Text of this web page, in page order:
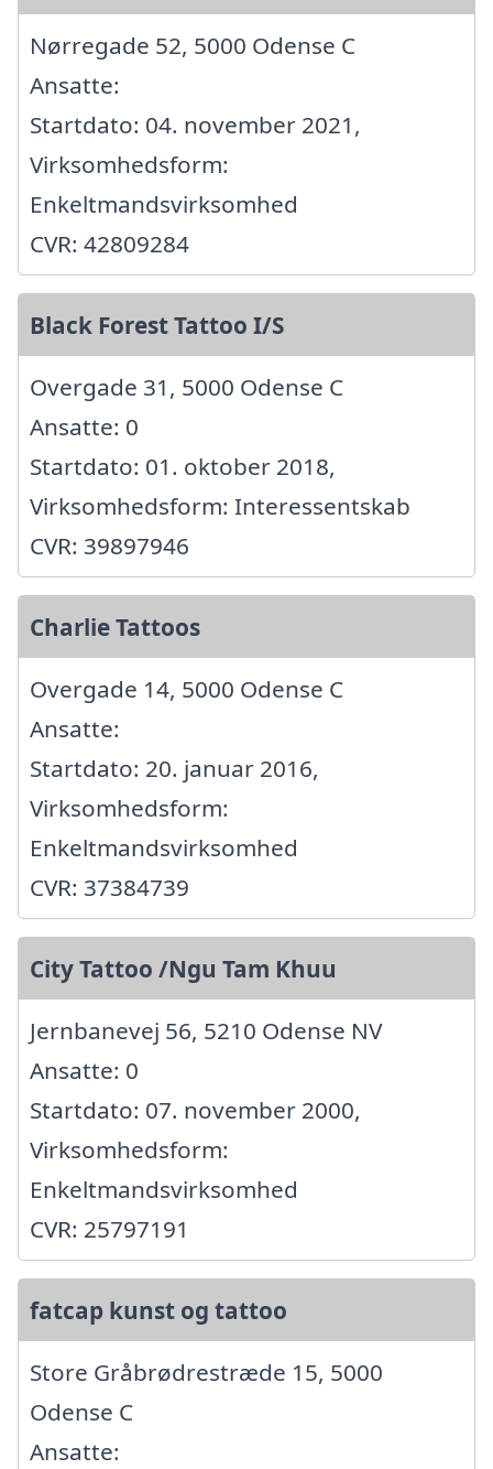
Nørregade 52, 5000 Odense C
Ansatte:
Startdato: 04. november 2021,
Virksomhedsform:
Enkeltmandsvirksomhed
CVR: 42809284
Black Forest Tattoo I/S
Overgade 31, 5000 Odense C
Ansatte: 0
Startdato: 01. oktober 2018,
Virksomhedsform: Interessentskab
CVR: 39897946
Charlie Tattoos
Overgade 14, 5000 Odense C
Ansatte:
Startdato: 20. januar 2016,
Virksomhedsform:
Enkeltmandsvirksomhed
CVR: 37384739
City Tattoo /Ngu Tam Khuu
Jernbanevej 56, 5210 Odense NV
Ansatte: 0
Startdato: 07. november 2000,
Virksomhedsform:
Enkeltmandsvirksomhed
CVR: 25797191
fatcap kunst og tattoo
Store Gråbrødrestræde 15, 5000
Odense C
Ansatte: